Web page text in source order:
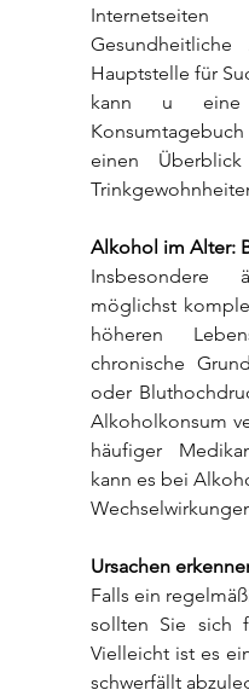
Hauptstelle für
kann u eine
einen
Alkohol im Alter:
Insbesondere
möglichst
höheren
chronische
oder
Alkoholkonsum
häufiger
kann es bei
Ursachen
Falls ein
sollten Sie sich
Vielleicht ist es
schwerfällt